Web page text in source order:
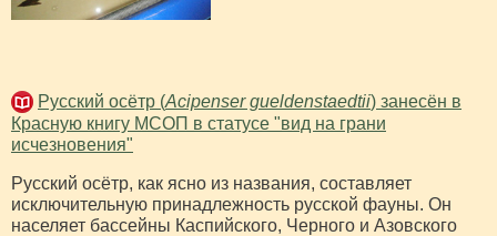
Русский осётр (Acipenser gueldenstaedtii) занесён в
Красную книгу МСОП в статусе "вид на грани
исчезновения"
Русский осётр, как ясно из названия, составляет
исключительную принадлежность русской фауны. Он
населяет бассейны Каспийского, Черного и Азовского